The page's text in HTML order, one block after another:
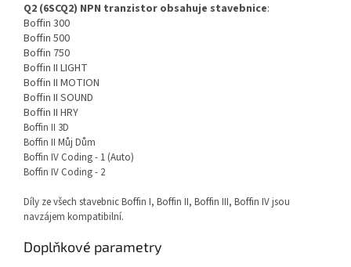
Q2 (6SCQ2) NPN tranzistor obsahuje stavebnice:
Boffin 300
Boffin 500
Boffin 750
Boffin II LIGHT
Boffin II MOTION
Boffin II SOUND
Boffin II HRY
Boffin II 3D
Boffin II Můj Dům
Boffin IV Coding - 1 (Auto)
Boffin IV Coding - 2
Díly ze všech stavebnic Boffin I, Boffin II, Boffin III, Boffin IV jsou
navzájem kompatibilní.
Doplňkové parametry